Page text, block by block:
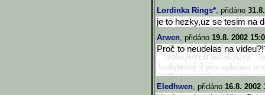
Lordinka Rings*, přidáno
je to hezky,uz se tesim na
Arwen, přidáno 19.8. 2002
Proč to neudelas na
Eledhwen, přidáno 16.8. 2002